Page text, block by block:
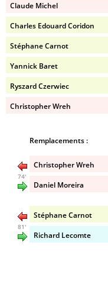
Claude Michel
Charles Edouard Coridon
Stéphane Carnot
Yannick Baret
Ryszard Czerwiec
Christopher Wreh
Remplacements :
Christopher Wreh
74'
Daniel Moreira
Stéphane Carnot
81'
Richard Lecomte